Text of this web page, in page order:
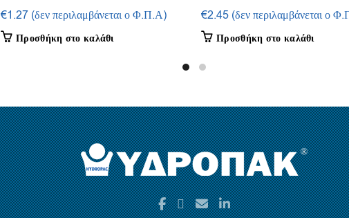
50τμ.)
€1.27 (δεν περιλαμβάνεται ο Φ.Π.Α)
Προσθήκη στο καλάθι
50τμ.)
€2.45 (δεν περιλαμβάνεται ο
Προσθήκη στο καλάθι